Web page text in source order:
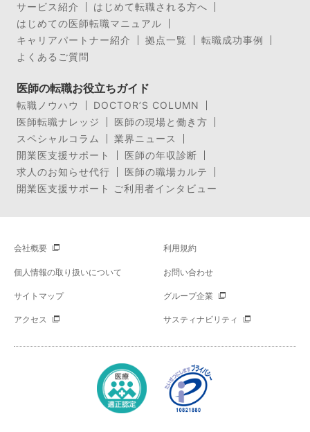
サービス紹介
はじめて転職される方へ
はじめての医師転職マニュアル
キャリアパートナー紹介
拠点一覧
転職成功事例
よくあるご質問
医師の転職お役立ちガイド
転職ノウハウ
DOCTOR’S COLUMN
医師転職ナレッジ
医師の現場と働き方
スペシャルコラム
業界ニュース
開業医支援サポート
医師の年収診断
求人のお知らせ代行
医師の職場カルテ
開業医支援サポート ご利用者インタビュー
会社概要 利用規約
個人情報の取り扱いについて お問い合わせ
サイトマップ グループ企業
アクセス サスティナビリティ